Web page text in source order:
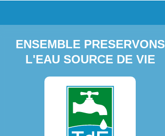
ENSEMBLE PRESERVONS
L'EAU SOURCE DE VIE